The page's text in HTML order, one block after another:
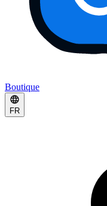
Boutique
FR